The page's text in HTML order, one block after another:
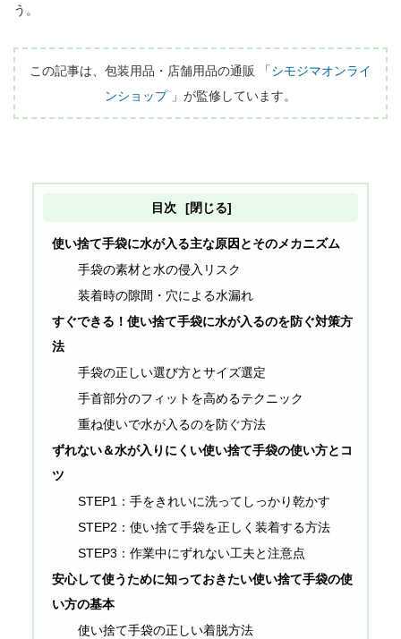
う。
この記事は、包装用品・店舗用品の通販 「シモジマオンライ
ンショップ 」が監修しています。
目次 [閉じる]
使い捨て手袋に水が入る主な原因とそのメカニズム
手袋の素材と水の侵入リスク
装着時の隙間・穴による水漏れ
すぐできる！使い捨て手袋に水が入るのを防ぐ対策方
法
手袋の正しい選び方とサイズ選定
手首部分のフィットを高めるテクニック
重ね使いで水が入るのを防ぐ方法
ずれない＆水が入りにくい使い捨て手袋の使い方とコ
ツ
STEP1：手をきれいに洗ってしっかり乾かす
STEP2：使い捨て手袋を正しく装着する方法
STEP3：作業中にずれない工夫と注意点
安心して使うために知っておきたい使い捨て手袋の使
い方の基本
使い捨て手袋の正しい着脱方法